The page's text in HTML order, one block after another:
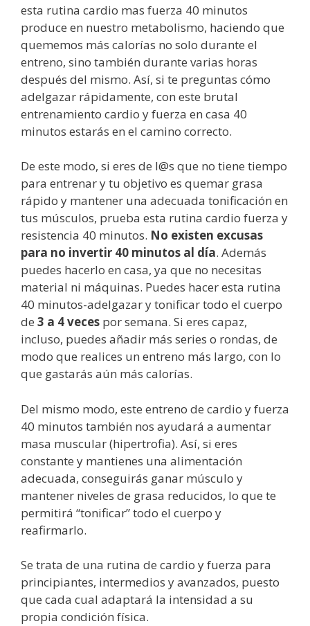
esta rutina cardio mas fuerza 40 minutos
produce en nuestro metabolismo, haciendo que
quememos más calorías no solo durante el
entreno, sino también durante varias horas
después del mismo. Así, si te preguntas cómo
adelgazar rápidamente, con este brutal
entrenamiento cardio y fuerza en casa 40
minutos estarás en el camino correcto.
De este modo, si eres de l@s que no tiene tiempo
para entrenar y tu objetivo es quemar grasa
rápido y mantener una adecuada tonificación en
tus músculos, prueba esta rutina cardio fuerza y
resistencia 40 minutos. No existen excusas
para no invertir 40 minutos al día. Además
puedes hacerlo en casa, ya que no necesitas
material ni máquinas. Puedes hacer esta rutina
40 minutos-adelgazar y tonificar todo el cuerpo
de 3 a 4 veces por semana. Si eres capaz,
incluso, puedes añadir más series o rondas, de
modo que realices un entreno más largo, con lo
que gastarás aún más calorías.
Del mismo modo, este entreno de cardio y fuerza
40 minutos también nos ayudará a aumentar
masa muscular (hipertrofia). Así, si eres
constante y mantienes una alimentación
adecuada, conseguirás ganar músculo y
mantener niveles de grasa reducidos, lo que te
permitirá “tonificar” todo el cuerpo y
reafirmarlo.
Se trata de una rutina de cardio y fuerza para
principiantes, intermedios y avanzados, puesto
que cada cual adaptará la intensidad a su
propia condición física.